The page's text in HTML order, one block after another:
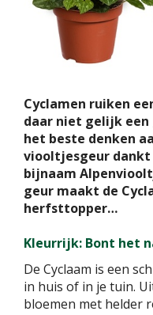
Cyclamen ruiken
daar niet gelijk
het beste denken
viooltjesgeur dankt
bijnaam
geur maakt de
herfsttopper…
Kleurrijk: Bont het
De Cyclaam is een
in huis of in je tuin.
bloemen met helder